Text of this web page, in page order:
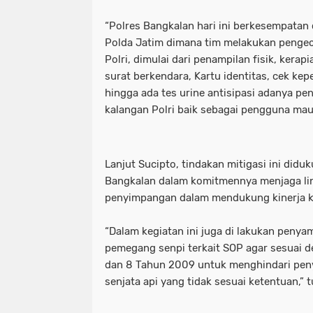
Pelaku Pembacokan Berhasil
Perkuat Ketahanan Pangan Menuju
Polres Pelabuhan Tanjung Perak
Polri Tetapkan Tiga Tersangka Kasus
Polsek Kenjeran Ungkap Kasus
Program Walikota Surabaya Eri
Tuding PT. DABN Bohong Terkait
mayoritas etle meluap hingga
motor sempat diduga melaju
ojol gelar demo digedung dpr
perkuat ketahanan pangan
polres pelabuhan tanjung perak
polri tetapkan tiga tersangka kasus
polsek kenjeran ungkap kasus
polsek pabean cantikan ungkap
program walikota surabaya eri
“Polres Bangkalan hari ini
Polda Jatim dimana tim melakukan
Polri, dimulai dari penampilan fisik,
surat berkendara, Kartu identitas, cek
hingga ada tes urine antisipasi adanya
kalangan Polri baik sebagai pengguna
Lanjut Sucipto, tindakan mitigasi ini
Bangkalan dalam komitmennya menjaga
penyimpangan dalam mendukung kinerja
“Dalam kegiatan ini juga di lakukan
pemegang senpi terkait SOP agar sesuai
dan 8 Tahun 2009 untuk menghindari
senjata api yang tidak sesuai ketentuan,”